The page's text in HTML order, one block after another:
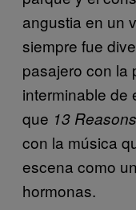
angustia en un
siempre fue
pasajero con la
interminable de
que 13
con la música
escena como
hormonas.